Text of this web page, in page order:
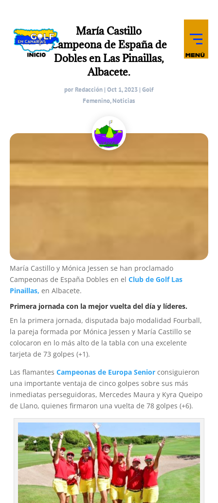
María Castillo
Campeona de España de
Dobles en Las Pinaillas,
Albacete.
por Redacción |Oct 1, 2023 |Golf
Femenino,Noticias
María Castillo y Mónica Jessen se han proclamado
Campeonas de España Dobles en el Club de Golf Las
Pinaillas, en Albacete.
Primera jornada con la mejor vuelta del día y líderes.
En la primera jornada, disputada bajo modalidad Fourball,
la pareja formada por Mónica Jessen y María Castillo se
colocaron en lo más alto de la tabla con una excelente
tarjeta de 73 golpes (+1).
Las flamantes Campeonas de Europa Senior consiguieron
una importante ventaja de cinco golpes sobre sus más
inmediatas perseguidoras, Mercedes Maura y Kyra Queipo
de Llano, quienes firmaron una vuelta de 78 golpes (+6).